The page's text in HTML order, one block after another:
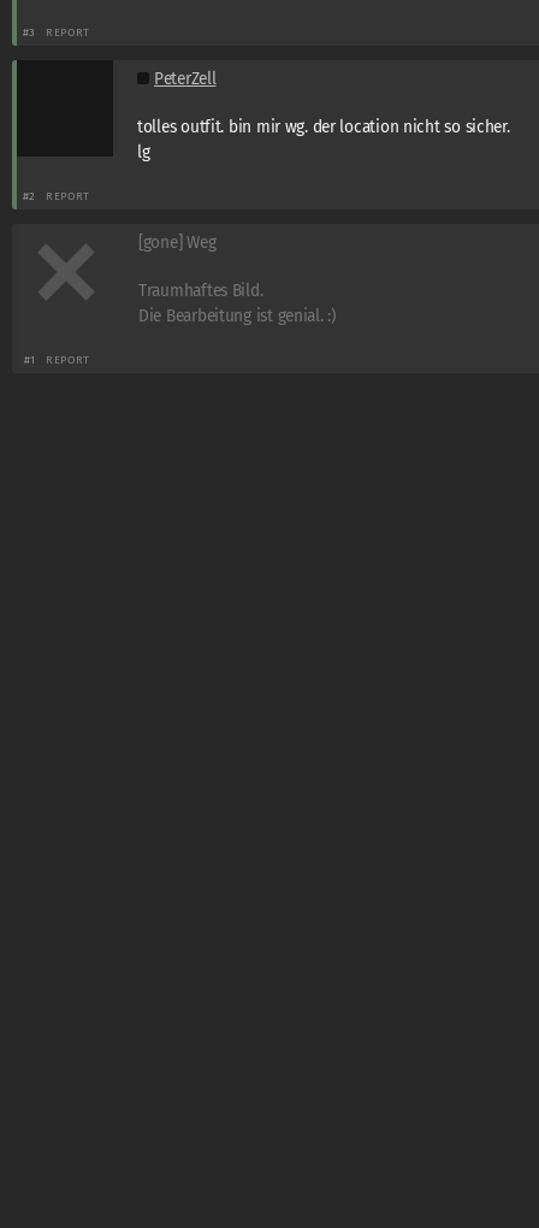
#3 REPORT
PeterZell
tolles outfit. bin mir wg. der location nicht so sicher.
lg
#2 REPORT
[gone] Weg
Traumhaftes Bild.
Die Bearbeitung ist genial. :)
#1 REPORT